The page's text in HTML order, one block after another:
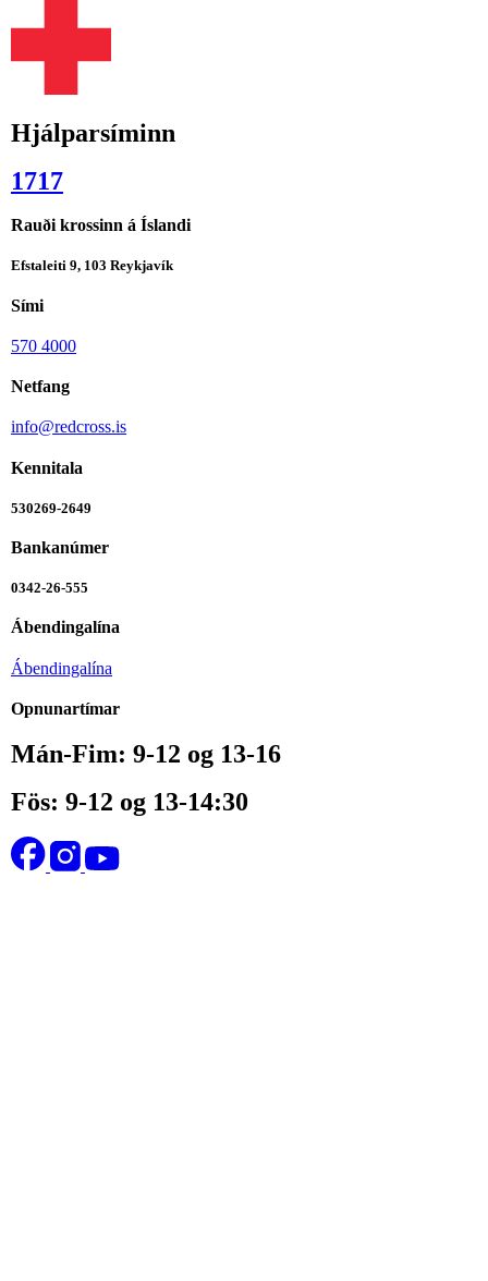
Hjálparsíminn
1717
Rauði krossinn á Íslandi
Efstaleiti 9, 103 Reykjavík
Sími
570 4000
Netfang
info@redcross.is
Kennitala
530269-2649
Bankanúmer
0342-26-555
Ábendingalína
Ábendingalína
Opnunartímar
Mán-Fim: 9-12 og 13-16
Fös: 9-12 og 13-14:30